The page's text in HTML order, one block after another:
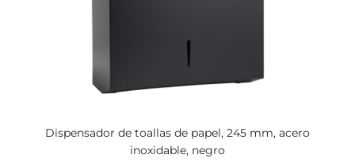
Dispensador de toallas de papel, 245 mm, acero
inoxidable, negro